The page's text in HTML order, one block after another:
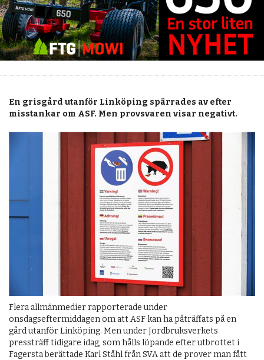
JOBB
KALENDER
MARKNAD
PRENUMERERA
ANNONSERA
OM OSS
En grisgård utanför Linköping spärrades av efter
misstankar om ASF. Men provsvaren visar negativt.
Flera allmänmedier rapporterade under
onsdagseftermiddagen om att ASF kan ha påträffats på en
gård utanför Linköping. Men under Jordbruksverkets
pressträff tidigare idag, som hålls löpande efter utbrottet i
Fagersta berättade Karl Ståhl från SVA att de prover man fått